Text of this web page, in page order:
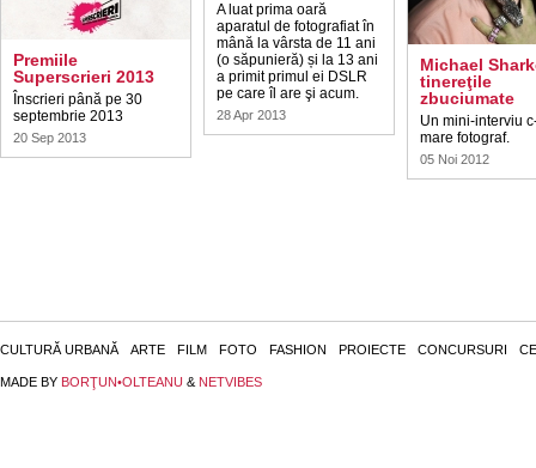
Premiile
Superscrieri 2013
Înscrieri până pe 30
septembrie 2013
20 Sep 2013
A luat prima oară
aparatul de fotografiat în
mână la vârsta de 11 ani
(o săpunieră) și la 13 ani
a primit primul ei DSLR
pe care îl are şi acum.
28 Apr 2013
Michael
tinereţile
zbuciumate
Un mini-interviu
mare fotograf.
05 Noi 2012
CULTURĂ URBANĂ ARTE FILM FOTO FASHION PROIECTE CONCURSURI
MADE BY BORŢUN•OLTEANU & NETVIBES